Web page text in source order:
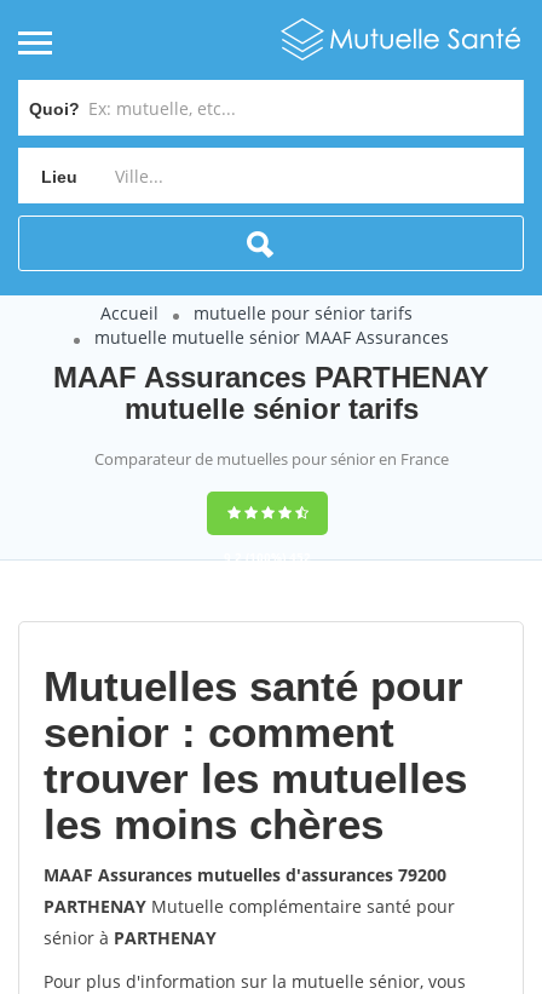
Quoi?
Lieu
Accueil
mutuelle pour sénior tarifs
mutuelle mutuelle sénior MAAF Assurances
MAAF Assurances PARTHENAY
mutuelle sénior tarifs
Comparateur de mutuelles pour sénior en France
9,2(100%)452
Mutuelles santé pour
senior : comment
trouver les mutuelles
les moins chères
MAAF Assurances mutuelles d'assurances 79200
PARTHENAY Mutuelle complémentaire santé pour
sénior à PARTHENAY
Pour plus d'information sur la mutuelle sénior, vous